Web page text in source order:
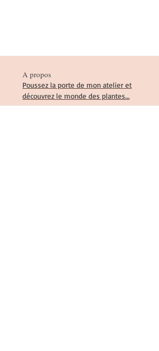
A propos
Poussez la porte de mon atelier et
découvrez le monde des plantes...